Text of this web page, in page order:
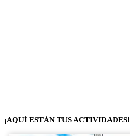
¡AQUÍ ESTÁN TUS ACTIVIDADES!